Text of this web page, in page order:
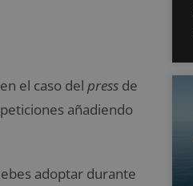
el caso del press de
añadiendo
adoptar durante